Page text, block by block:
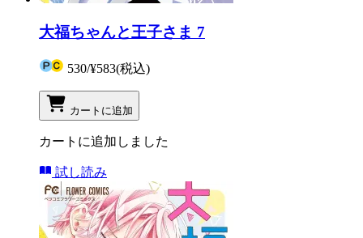
大福ちゃんと王子さま 7
530/¥583(税込)
カートに追加
カートに追加しました
試し読み